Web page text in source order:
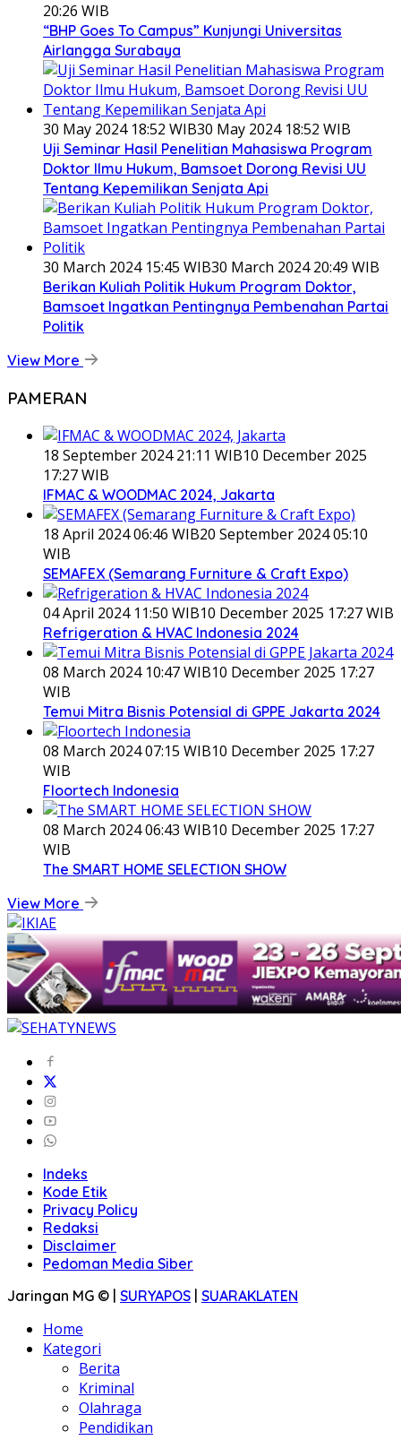
20:26 WIB
“BHP Goes To Campus” Kunjungi Universitas
Airlangga Surabaya
30 May 2024 18:52 WIB30 May 2024 18:52 WIB
Uji Seminar Hasil Penelitian Mahasiswa Program
Doktor Ilmu Hukum, Bamsoet Dorong Revisi UU
Tentang Kepemilikan Senjata Api
30 March 2024 15:45 WIB30 March 2024 20:49 WIB
Berikan Kuliah Politik Hukum Program Doktor,
Bamsoet Ingatkan Pentingnya Pembenahan Partai
Politik
View More
PAMERAN
18 September 2024 21:11 WIB10 December 2025
17:27 WIB
IFMAC & WOODMAC 2024, Jakarta
18 April 2024 06:46 WIB20 September 2024 05:10
WIB
SEMAFEX (Semarang Furniture & Craft Expo)
04 April 2024 11:50 WIB10 December 2025 17:27 WIB
Refrigeration & HVAC Indonesia 2024
08 March 2024 10:47 WIB10 December 2025 17:27
WIB
Temui Mitra Bisnis Potensial di GPPE Jakarta 2024
08 March 2024 07:15 WIB10 December 2025 17:27
WIB
Floortech Indonesia
08 March 2024 06:43 WIB10 December 2025 17:27
WIB
The SMART HOME SELECTION SHOW
View More
Indeks
Kode Etik
Privacy Policy
Redaksi
Disclaimer
Pedoman Media Siber
Jaringan MG © | SURYAPOS | SUARAKLATEN
Home
Kategori
Berita
Kriminal
Olahraga
Pendidikan